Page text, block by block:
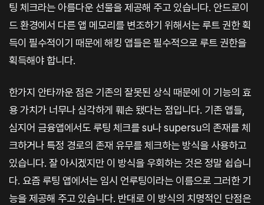
팅 체크라는 아름다운 선물을 제공해 주고 있습니다. 안드로이
드 환경에서 다른 앱 메모리를 변조하기 위해서는 루트 권한 획
득이 필수적이기 때문에 해킹 앱들은 필수적으로 루트 권한을
획득해야 합니다.
한가지 안타까운 점은 기존의 잘못된 상식 때문에 이 기능의 효
용 가치가 너무나 심각하게 훼손 됐다는 점입니다. 기존 앱들,
심지어 금융앱에서도 루팅 체크를 su나 supersu의 존재를 체
크하거나 특정 경로의 존재 유무를 체크하는 방식을 사용하고
있습니다. 잘 아시겠지만 이 방식을 우회하는 것은 정말 쉽습니
다. 요즘 루팅 앱에서는 임시 언루팅이라는 이름으로 그러한 기
능을 제공해 주고 있습니다. 반대로 이 방식의 치명적인 단점은